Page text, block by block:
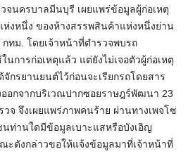
จนครบาลมีนบุรี เผยแพร่ข้อมูลผู้ก่อเหตุ
ห่งหนึ่ง ของห้างสรรพสินค้าแห่งหนึ่งย่าน
ทม. โดยเจ้าหน้าที่ตำรวจพบรถ
การก่อเหตุแล้ว แต่ยังไม่เจอตัวผู้ก่อเหตุ
กรยานยนต์ไว้ก่อนจะเรียกรถโดยสาร
อกจากบริเวณปากซอยราษฎร์พัฒนา 23
จ จึงเผยแพร่ภาพคนร้าย ผ่านทางเพจโซ
ท่านใดมีข้อมูลเบาะแสหรือบังเอิญ
ดังกล่าวขอให้แจ้งข้อมูลมาที่เจ้าหน้าที่